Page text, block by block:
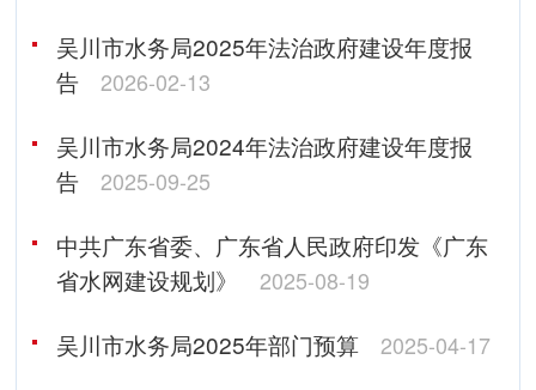
吴川市水务局2025年法治政府建设年度报
告
2026-02-13
吴川市水务局2024年法治政府建设年度报
告
2025-09-25
中共广东省委、广东省人民政府印发《广东
省水网建设规划》
2025-08-19
吴川市水务局2025年部门预算 2025-04-17